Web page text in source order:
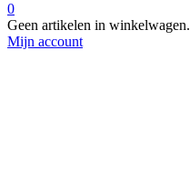
0
Geen artikelen in winkelwagen.
Mijn account